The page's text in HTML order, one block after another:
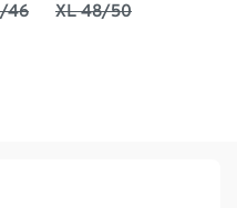
46 XL 48/50